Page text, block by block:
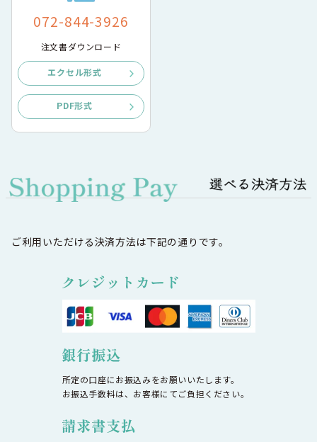
072-844-3926
注文書ダウンロード
エクセル形式
PDF形式
ご利用いただける決済方法は下記の通りです。
所定の口座にお振込みをお願いいたします。
お振込手数料は、お客様にてご負担ください。